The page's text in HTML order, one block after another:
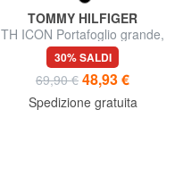
TOMMY HILFIGER
TH ICON Portafoglio grande,
ziparound
30% SALDI
69,90 € 48,93 €
Spedizione gratuita